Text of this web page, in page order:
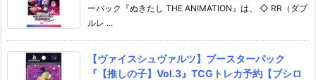
ーパック『ぬきたし THE ANIMATION』は、 ◇ RR（ダブ
ルレ ...
【ヴァイスシュヴァルツ】ブースターパック
『【推しの子】Vol.3』TCGトレカ予約【ブシロ